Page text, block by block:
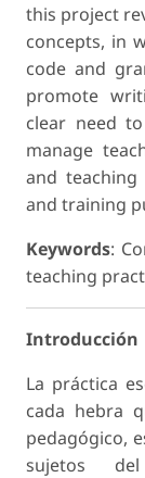
this project
concepts, in
code and
promote
clear need
manage
and teaching
and training
Keywords:
teaching
Introducción
La práctica
cada hebra
pedagógico,
sujetos